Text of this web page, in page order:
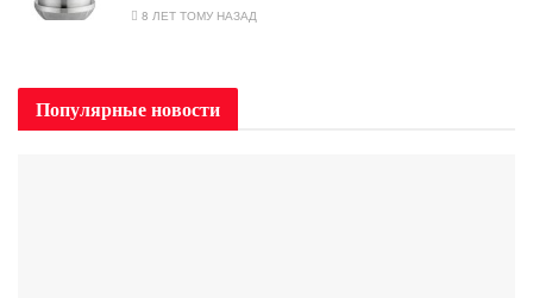
8 ЛЕТ ТОМУ НАЗАД
Популярные новости